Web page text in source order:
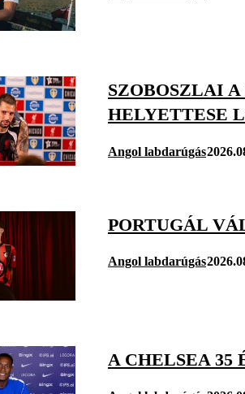
SZOBOSZLAI
HELYETTESE
Angol labdarúgás
PORTUGÁL
Angol labdarúgás
A CHELSEA 35